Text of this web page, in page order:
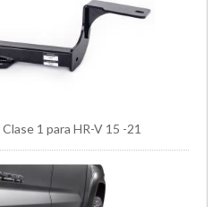
1 para HR-V 15 -21